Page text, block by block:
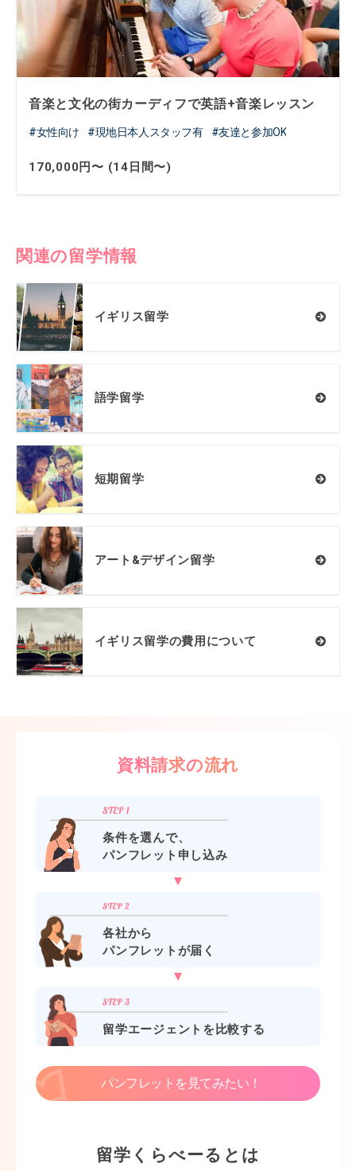
音楽と文化の街カーディフで英語+音楽レッスン
女性向け 現地日本人スタッフ有 友達と参加OK
170,000円〜 (14日間〜)
関連の留学情報
イギリス留学
語学留学
短期留学
アート&デザイン留学
イギリス留学の費用について
資料請求の流れ
条件を選んで、
パンフレット申し込み
各社から
パンフレットが届く
留学エージェントを比較する
パンフレットを見てみたい！
留学くらべーるとは